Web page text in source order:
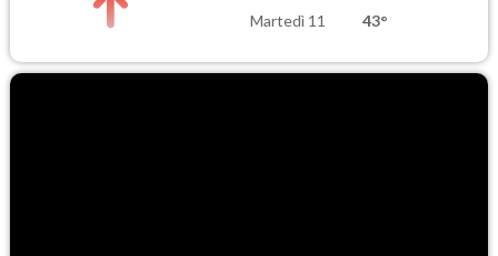
Martedì 11 43°